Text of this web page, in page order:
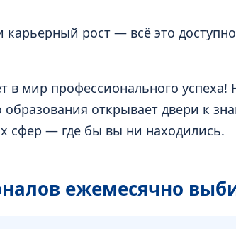
рост — всё это доступно
в мир профессионального успеха!
открывает двери к
сфер — где бы вы ни находились.
ежемесячно